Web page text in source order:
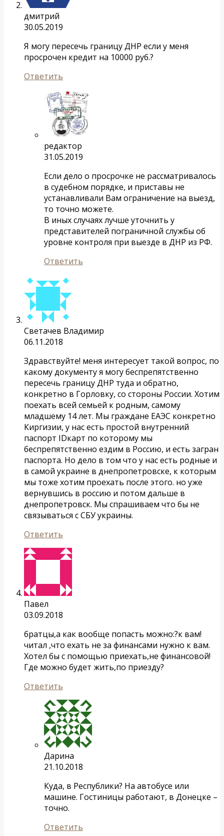
дмитрий
30.05.2019
Я могу пересечь границу ДНР если у меня
просрочен кредит на 10000 руб.?
Ответить
редактор
31.05.2019
Если дело о просрочке не рассматривалось
в судебном порядке, и приставы не
устанавливали Вам ограничение на выезд,
то точно можете.
В иных случаях лучше уточнить у
представителей пограничной службы об
уровне контроля при выезде в ДНР из РФ.
Ответить
Светачев Владимир
06.11.2018
Здравствуйте! меня интересует такой вопрос, по
какому документу я могу беспрепятственно
пересечь границу ДНР туда и обратно,
конкретно в Горловку, со стороны России. Хотим
поехать всей семьей к родным, самому
младшему 14 лет. Мы граждане ЕАЭС конкретно
Киргизии, у нас есть простой внутренний
паспорт IDкарт по которому мы
беспрепятственно ездим в Россию, и есть загран
паспорта. Но дело в том что у нас есть родные и
в самой украине в днепропетровске, к которым
мы тоже хотим проехать после этого. но уже
вернувшись в россию и потом дальше в
днепропетровск. Мы спрашиваем что бы не
связываться с СБУ украины.
Ответить
Павел
03.09.2018
братцы,а как вообще попасть можно:?к вам!
читал ,что ехать не за финансами нужно к вам.
Хотел бы с помощью приехать,не финансовой!
Где можно будет жить,по приезду?
Ответить
Дарина
21.10.2018
Куда, в Республики? На автобусе или
машине. Гостиницы работают, в Донецке –
точно.
Ответить